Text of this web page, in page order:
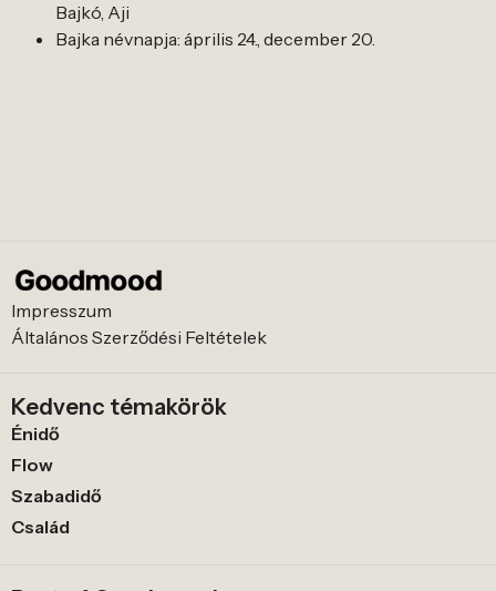
Bajkó, Aji
Bajka névnapja: április 24., december 20.
Impresszum
Általános Szerződési Feltételek
Kedvenc témakörök
Énidő
Flow
Szabadidő
Család